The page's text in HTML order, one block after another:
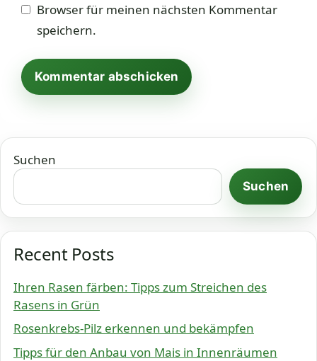
Browser für meinen nächsten Kommentar
speichern.
Suchen
Suchen
Recent Posts
Ihren Rasen färben: Tipps zum Streichen des
Rasens in Grün
Rosenkrebs-Pilz erkennen und bekämpfen
Tipps für den Anbau von Mais in Innenräumen